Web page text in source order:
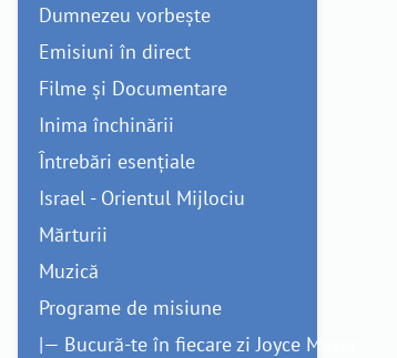
Dumnezeu vorbește
Emisiuni în direct
Filme și Documentare
Inima închinării
Întrebări esențiale
Israel - Orientul Mijlociu
Mărturii
Muzică
Programe de misiune
|— Bucură-te în fiecare zi Joyce Meyer